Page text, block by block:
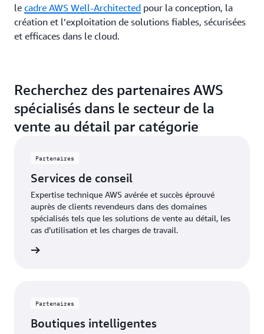
le cadre AWS Well-Architected pour la conception, la
création et l’exploitation de solutions fiables, sécurisées
et efficaces dans le cloud.
Recherchez des partenaires AWS
spécialisés dans le secteur de la
vente au détail par catégorie
Partenaires
Services de conseil
Expertise technique AWS avérée et succès éprouvé
auprès de clients revendeurs dans des domaines
spécialisés tels que les solutions de vente au détail, les
cas d’utilisation et les charges de travail.
Partenaires
Boutiques intelligentes